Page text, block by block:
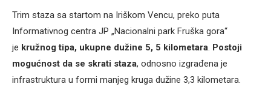
Trim staza sa startom na Iriškom Vencu, preko puta
Informativnog centra JP „Nacionalni park Fruška gora“
je kružnog tipa, ukupne dužine 5, 5 kilometara. Postoji
mogućnost da se skrati staza, odnosno izgrađena je
infrastruktura u formi manjeg kruga dužine 3,3 kilometara.